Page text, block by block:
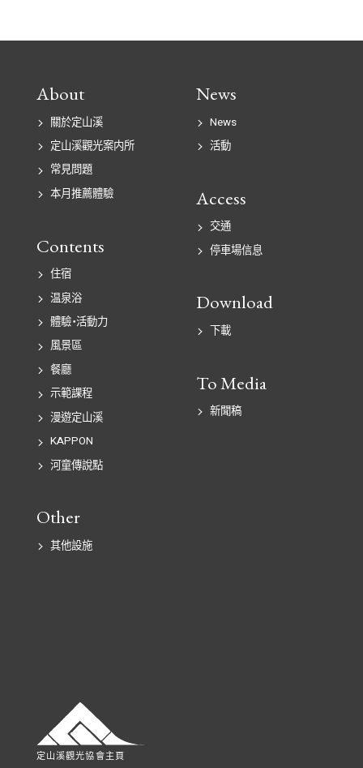
About
關於定山溪
定山溪觀光案内所
常見問題
本月推薦體驗
News
News
活動
Access
交通
停車場信息
Contents
住宿
温泉浴
體驗・活動力
風景區
餐廳
示範課程
漫遊定山溪
KAPPON
河童傳說點
Download
下載
To Media
新聞稿
Other
其他設施
定山溪觀光協會主頁